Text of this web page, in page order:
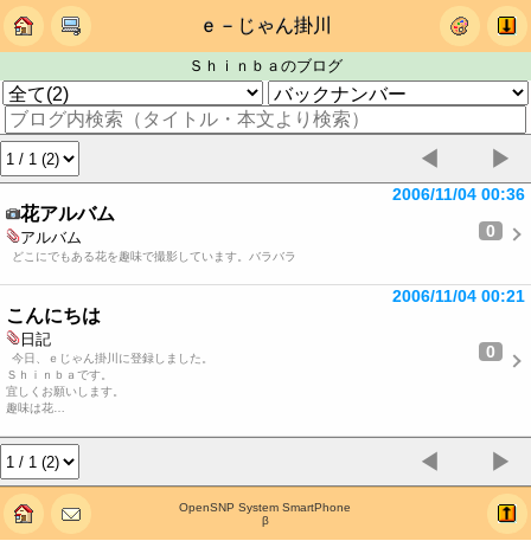
ｅ－じゃん掛川
Ｓｈｉｎｂａのブログ
◀ ▶
花アルバム
2006/11/04 00:36
アルバム 0
どこにでもある花を趣味で撮影しています。バラバラ
こんにちは
2006/11/04 00:21
日記
0
今日、ｅじゃん掛川に登録しました。
Ｓｈｉｎｂａです。
宜しくお願いします。
趣味は花…
◀ ▶
OpenSNP System SmartPhone
β